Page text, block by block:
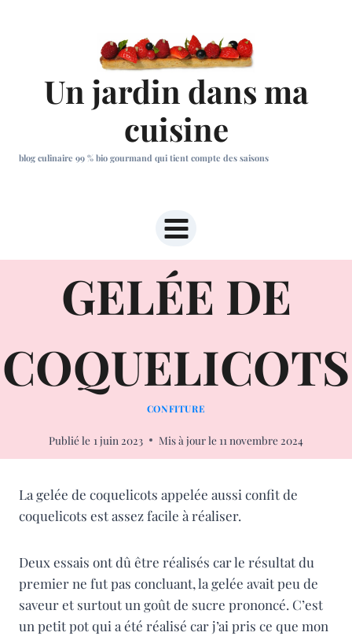
Un jardin dans ma
cuisine
blog culinaire 99 % bio gourmand qui tient compte des saisons
GELÉE DE
COQUELICOTS
CONFITURE
Publié le 1 juin 2023 Mis à jour le 11 novembre 2024
La gelée de coquelicots appelée aussi confit de
coquelicots est assez facile à réaliser.
Deux essais ont dû être réalisés car le résultat du
premier ne fut pas concluant, la gelée avait peu de
saveur et surtout un goût de sucre prononcé. C’est
un petit pot qui a été réalisé car j’ai pris ce que mon